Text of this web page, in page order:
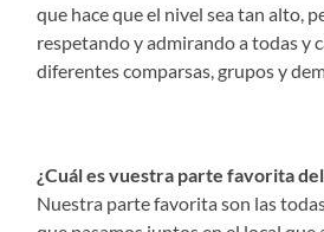
que hace que el nivel sea tan alto,
respetando y admirando a todas y
diferentes comparsas, grupos y
¿Cuál es vuestra parte favorita
Nuestra parte favorita son las